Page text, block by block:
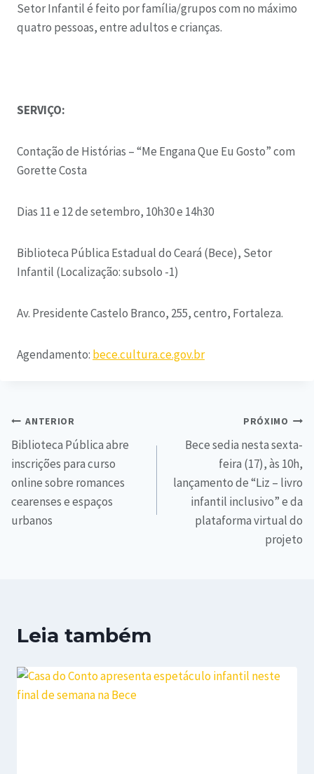
Setor Infantil é feito por família/grupos com no máximo
quatro pessoas, entre adultos e crianças.
SERVIÇO:
Contação de Histórias – “Me Engana Que Eu Gosto” com
Gorette Costa
Dias 11 e 12 de setembro, 10h30 e 14h30
Biblioteca Pública Estadual do Ceará (Bece), Setor
Infantil (Localização: subsolo -1)
Av. Presidente Castelo Branco, 255, centro, Fortaleza.
Agendamento: bece.cultura.ce.gov.br
ANTERIOR
Biblioteca Pública abre
inscrições para curso
online sobre romances
cearenses e espaços
urbanos
PRÓXIMO
Bece sedia nesta sexta-
feira (17), às 10h,
lançamento de “Liz – livro
infantil inclusivo” e da
plataforma virtual do
projeto
Leia também